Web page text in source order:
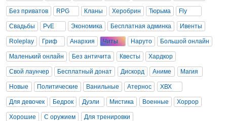
Без приватов RPG Кланы Херобрин Тюрьма Fly
Свадьбы PvE Экономика Бесплатная админка Ивенты
Roleplay Гриф Анархия Читы Наруто Большой онлайн
Маленький онлайн Без античита Квесты Хардкор
Свой лаунчер Бесплатный донат Дискорд Аниме Магия
Новые Политические Ванильные Атернос ХВХ
Для девочек Бедрок Дуэли Мистика Военные Хоррор
Хорошие С оружием Для тренировки